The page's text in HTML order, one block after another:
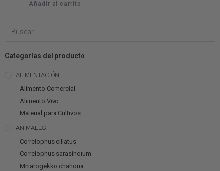
Categorías del producto
ALIMENTACIÓN
Alimento Comercial
Alimento Vivo
Material para Cultivos
ANIMALES
Correlophus ciliatus
Correlophus sarasinorum
Mniarogekko chahoua
Añadir al carrito